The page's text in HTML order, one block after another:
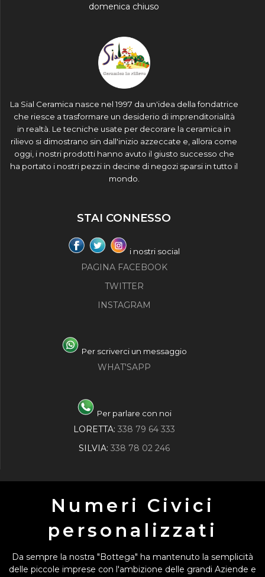
domenica chiuso
La Sial Ceramica nasce nel 1997 da un'idea della fondatrice
che riesce a trasformare un desiderio di imprenditorialità
in realtà. Le tecniche usate per decorare la ceramica in
rilievo si dimostrano sin dall'inizio azzeccate e, allora come
oggi, i nostri prodotti hanno avuto il giusto successo che
ha portato i nostri pezzi in decine di negozi sparsi in tutto il
mondo.
STAI CONNESSO
i nostri social
PAGINA FACEBOOK
TWITTER
INSTAGRAM
Per scriverci un messaggio
WHAT'SAPP
Per parlare con noi
LORETTA: 338 79 64 333
SILVIA: 338 78 02 246
Numeri Civici
personalizzati
Da sempre la nostra "Bottega" ha mantenuto la semplicità
delle piccole imprese con l'ambizione delle grandi Aziende e